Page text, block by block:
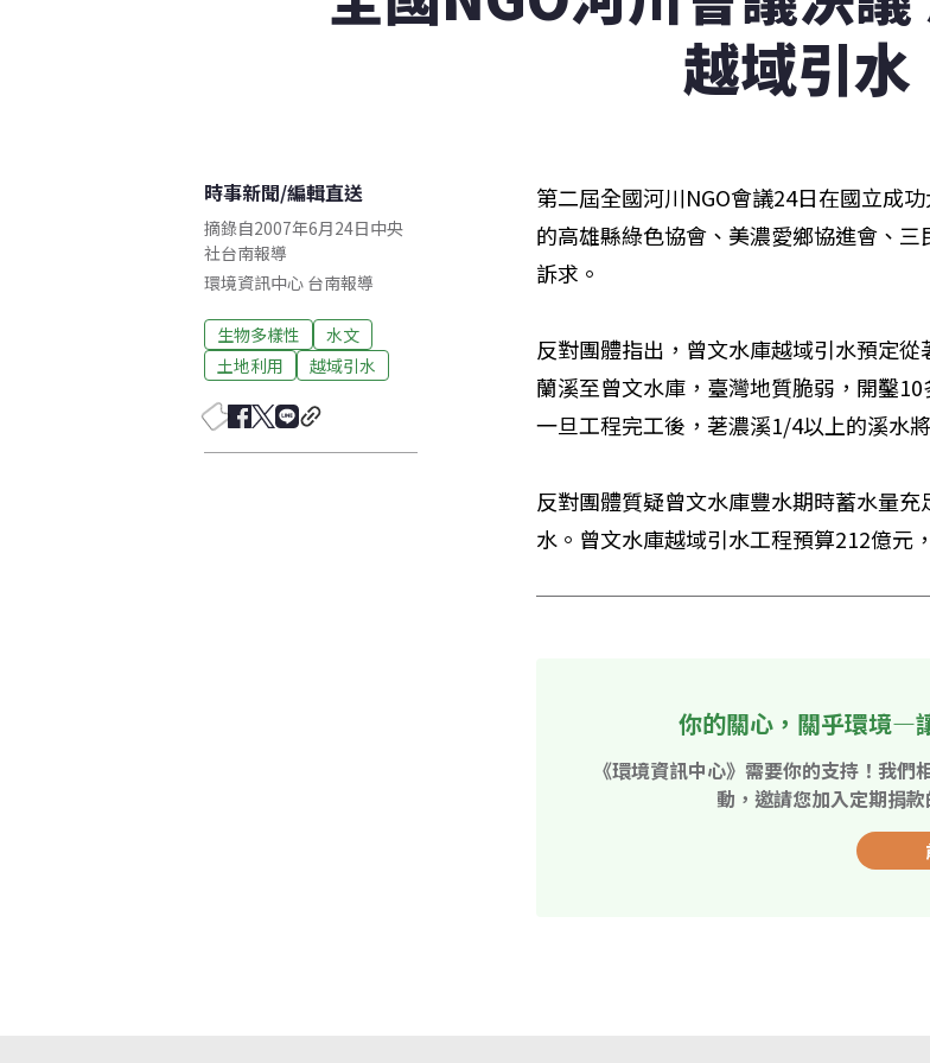
越域引水
時事新聞/編輯直送
摘錄自2007年6月24日中央
社台南報導
環境資訊中心 台南報導
生物多樣性
水文
土地利用
越域引水
第二屆全國河川NGO會議24日在國立成
的高雄縣綠色協會、美濃愛鄉協進會、
訴求。
反對團體指出，曾文水庫越域引水預定
蘭溪至曾文水庫，臺灣地質脆弱，開鑿
一旦工程完工後，荖濃溪1/4以上的溪水
反對團體質疑曾文水庫豐水期時蓄水量
水。曾文水庫越域引水工程預算212億元
你的關心，關乎環境—
《環境資訊中心》需要你的支持！我
動，邀請您加入定期捐